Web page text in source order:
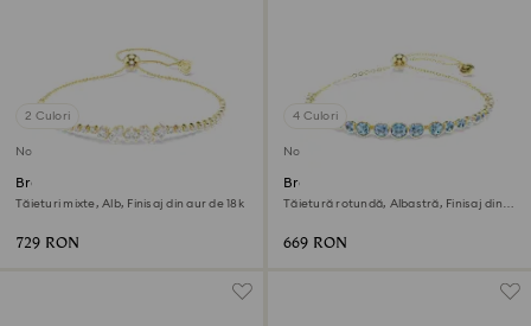
2 Culori
Nou
Brățară Mesmera
Tăieturi mixte, Alb, Finisaj din aur de 18k
729 RON
4 Culori
Nou
Brățară Imber
Tăietură rotundă, Albastră, Finisaj din
669 RON